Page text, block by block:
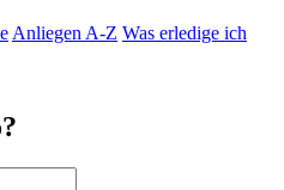
Anliegen A-Z Was erledige ich